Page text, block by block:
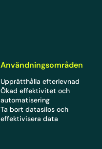
Användningsområden
Upprätthålla efterlevnad
Ökad effektivitet och
automatisering
Ta bort datasilos och
effektivisera data